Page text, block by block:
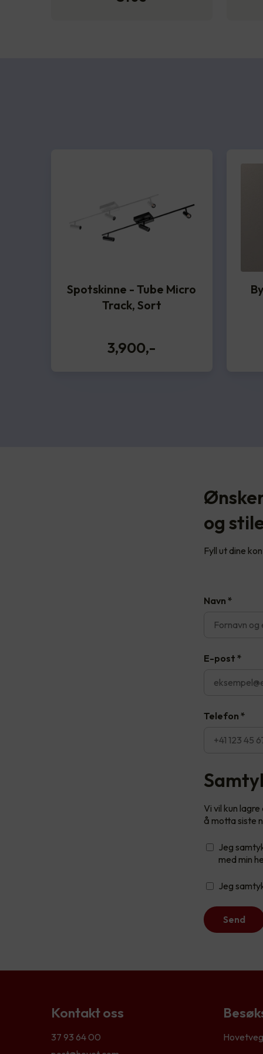
Spotskinne - Tube Micro
Track, Sort
3,900,-
og
Fyll ut dine
Navn *
E-post *
Telefon *
Vi vil kun
å motta siste
Jeg
med min
Jeg
Send
Kontakt oss
37 93 64 00